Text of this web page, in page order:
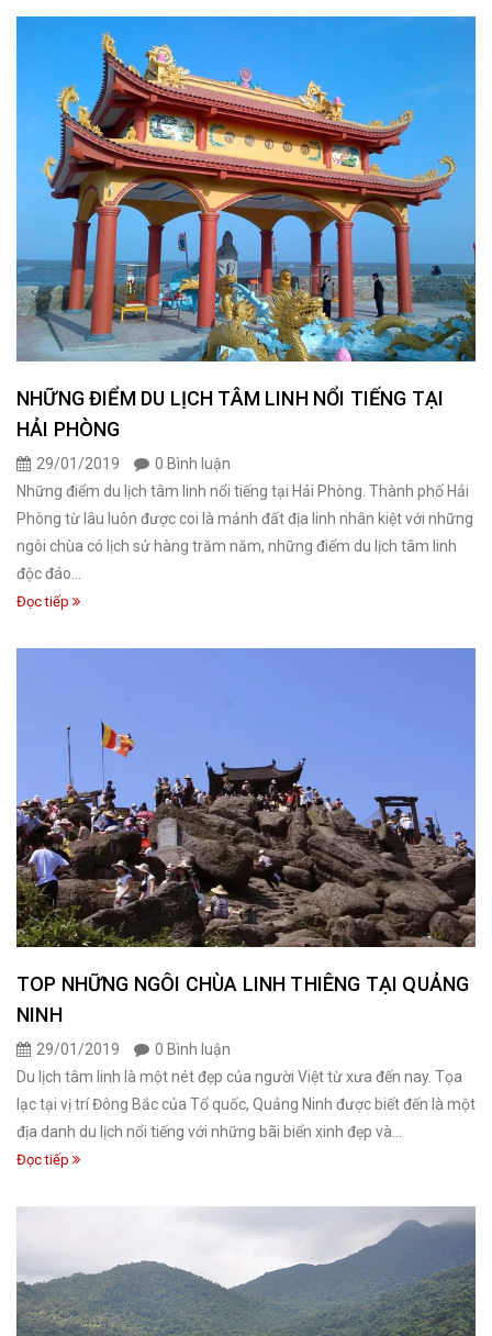
NHỮNG ĐIỂM DU LỊCH TÂM LINH NỔI TIẾNG TẠI
HẢI PHÒNG
29/01/2019
0 Bình luận
Những điểm du lịch tâm linh nổi tiếng tại Hải Phòng. Thành phố Hải
Phòng từ lâu luôn được coi là mảnh đất địa linh nhân kiệt với những
ngôi chùa có lịch sử hàng trăm năm, những điểm du lịch tâm linh
độc đáo...
Đọc tiếp
TOP NHỮNG NGÔI CHÙA LINH THIÊNG TẠI QUẢNG
NINH
29/01/2019
0 Bình luận
Du lịch tâm linh là một nét đẹp của người Việt từ xưa đến nay. Tọa
lạc tại vị trí Đông Bắc của Tổ quốc, Quảng Ninh được biết đến là một
địa danh du lịch nổi tiếng với những bãi biển xinh đẹp và...
Đọc tiếp